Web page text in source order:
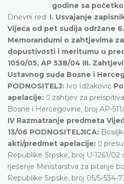
godine sa
Dnevni red: I. Usvajanje
Vijeća od pet sudija održane
Memorandumi o zahtjevima
dopustivosti i meritumu u
1050/05, AP 538/04 III.
Ustavnog suda Bosne i
PODNOSITELJ: Ivo Idžaković
apelacije:  zahtjev za
Bosne i Hercegovine, broj AP-
IV Razmatranje predmeta
13/06 PODNOSITELJICA:
akti/predmet apelacije: 
Republike Srpske, broj U-1261/02
rješenje Ministarstva za pitanje
Republike Srpske, broj 05/5-534-